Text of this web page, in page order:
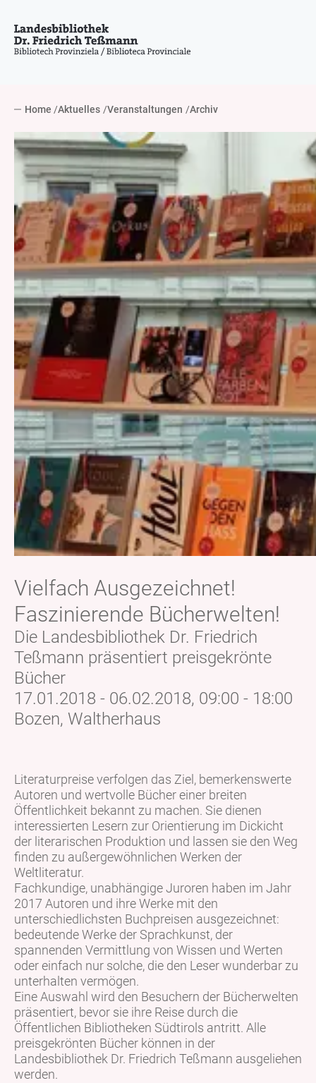
Home Aktuelles Veranstaltungen Archiv
Vielfach Ausgezeichnet!
Faszinierende Bücherwelten!
Die Landesbibliothek Dr. Friedrich
Teßmann präsentiert preisgekrönte
Bücher
17.01.2018 - 06.02.2018, 09:00 - 18:00
Bozen, Waltherhaus
Literaturpreise verfolgen das Ziel, bemerkenswerte
Autoren und wertvolle Bücher einer breiten
Öffentlichkeit bekannt zu machen. Sie dienen
interessierten Lesern zur Orientierung im Dickicht
der literarischen Produktion und lassen sie den Weg
finden zu außergewöhnlichen Werken der
Weltliteratur.
Fachkundige, unabhängige Juroren haben im Jahr
2017 Autoren und ihre Werke mit den
unterschiedlichsten Buchpreisen ausgezeichnet:
bedeutende Werke der Sprachkunst, der
spannenden Vermittlung von Wissen und Werten
oder einfach nur solche, die den Leser wunderbar zu
unterhalten vermögen.
Eine Auswahl wird den Besuchern der Bücherwelten
präsentiert, bevor sie ihre Reise durch die
Öffentlichen Bibliotheken Südtirols antritt. Alle
preisgekrönten Bücher können in der
Landesbibliothek Dr. Friedrich Teßmann ausgeliehen
werden.